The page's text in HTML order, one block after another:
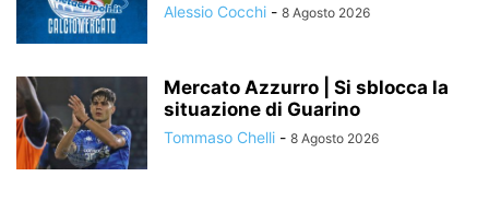
Alessio Cocchi - 8 Agosto 2026
Mercato Azzurro | Si sblocca la
situazione di Guarino
Tommaso Chelli - 8 Agosto 2026